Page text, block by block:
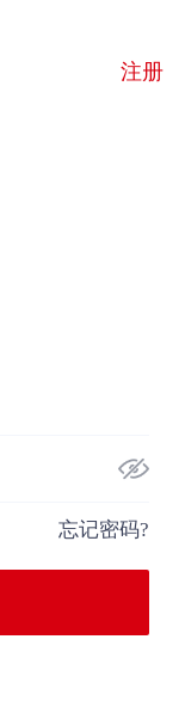
注册
忘记密码?